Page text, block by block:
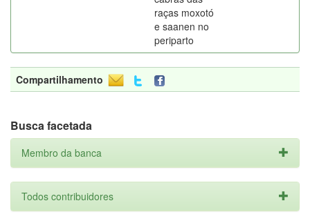
raças moxotó
e saanen no
periparto
Compartilhamento
Busca facetada
Membro da banca
Todos contribuidores